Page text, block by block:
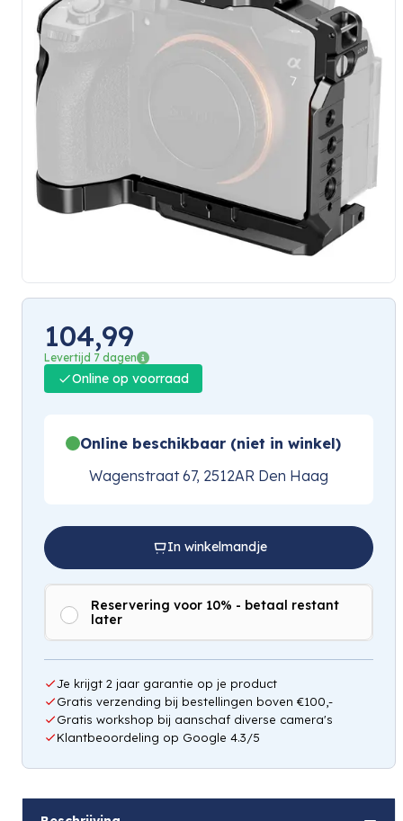
104,99
Levertijd 7 dagen
Online op voorraad
Online beschikbaar (niet in winkel)
Wagenstraat 67, 2512AR Den Haag
In winkelmandje
Reservering voor 10% - betaal restant
later
Je krijgt 2 jaar garantie op je product
Gratis verzending bij bestellingen boven €100,-
Gratis workshop bij aanschaf diverse camera's
Klantbeoordeling op Google 4.3/5